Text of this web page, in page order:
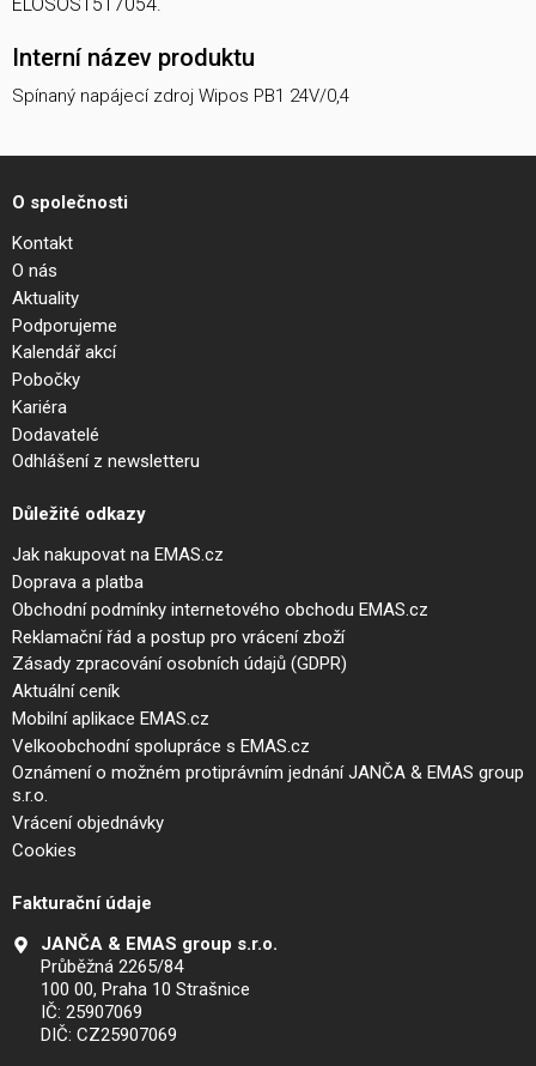
ELOSOS1517054.
Interní název produktu
Spínaný napájecí zdroj Wipos PB1 24V/0,4
O společnosti
Kontakt
O nás
Aktuality
Podporujeme
Kalendář akcí
Pobočky
Kariéra
Dodavatelé
Odhlášení z newsletteru
Důležité odkazy
Jak nakupovat na EMAS.cz
Doprava a platba
Obchodní podmínky internetového obchodu EMAS.cz
Reklamační řád a postup pro vrácení zboží
Zásady zpracování osobních údajů (GDPR)
Aktuální ceník
Mobilní aplikace EMAS.cz
Velkoobchodní spolupráce s EMAS.cz
Oznámení o možném protiprávním jednání JANČA & EMAS group
s.r.o.
Vrácení objednávky
Cookies
Fakturační údaje
JANČA & EMAS group s.r.o.
Průběžná 2265/84
100 00, Praha 10 Strašnice
IČ: 25907069
DIČ: CZ25907069